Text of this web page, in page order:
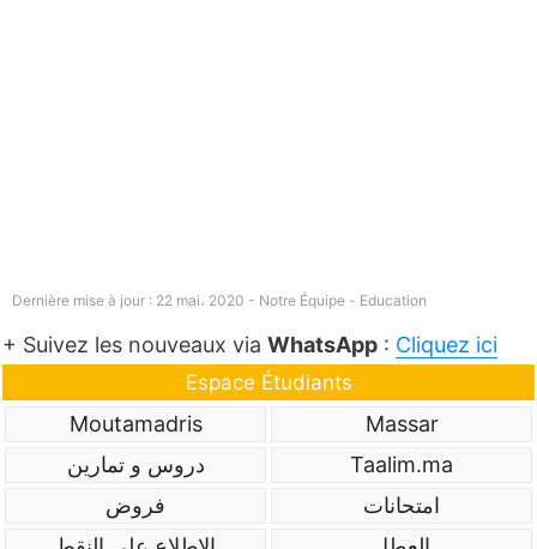
Dernière mise à jour : 22 mai، 2020 - Notre Équipe - Education
+ Suivez les nouveaux via WhatsApp : Cliquez ici
Espace Étudiants
Massar
Moutamadris
Taalim.ma
دروس و تمارين
امتحانات
فروض